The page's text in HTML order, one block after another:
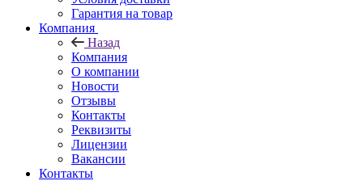
Гарантия на товар
Компания
Назад
Компания
О компании
Новости
Отзывы
Контакты
Реквизиты
Лицензии
Вакансии
Контакты